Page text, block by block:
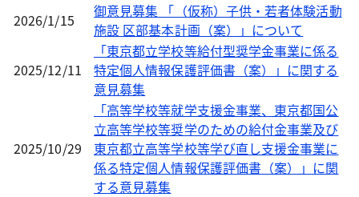
2026/1/15
御意見募集 「（仮称）子供・若者体験活動
施設 区部基本計画（案）」について
2025/12/11
「東京都立学校等給付型奨学金事業に係る
特定個人情報保護評価書（案）」に関する
意見募集
2025/10/29
「高等学校等就学支援金事業、東京都国公
立高等学校等奨学のための給付金事業及び
東京都立高等学校等学び直し支援金事業に
係る特定個人情報保護評価書（案）」に関
する意見募集